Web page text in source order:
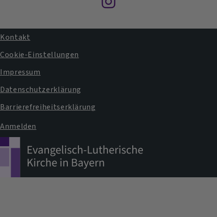
Instagram
Fußbereichsmenü
Kontakt
Cookie-Einstellungen
Impressum
Datenschutzerklärung
Barrierefreiheitserklärung
Benutzermenü
Anmelden